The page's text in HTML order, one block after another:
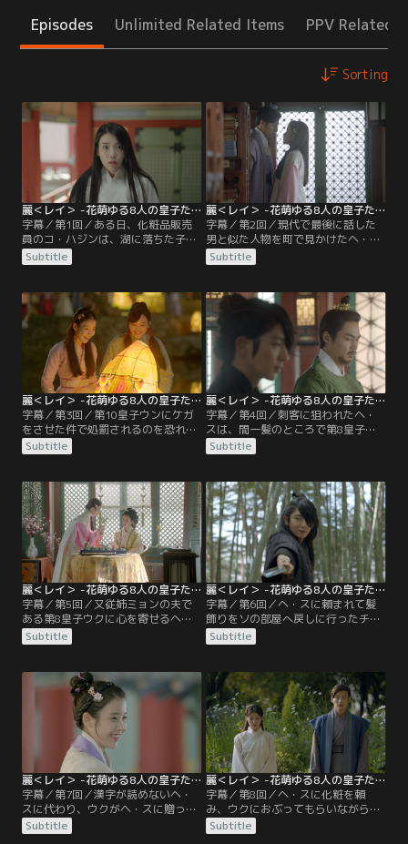
Episodes Unlimited Related Items PPV Related
Sorting
麗＜レイ＞ -花萌ゆる8人の皇子たち- 第01話／字幕
字幕／第1回／ある日、化粧品販売
員のコ・ハジンは、湖に落ちた子供
を助けようとして溺れてしまう。目
を覚ますと、なんとそこは高麗時代
体に乗り移り、高麗皇室の第8皇子
ワン・ウクの屋敷で生活を送ること
に。ヘ・スが記憶喪失になったと聞
いたウクは、戸惑う彼女に優しく手
を差し伸べる。その頃都では…。
Subtitle
麗＜レイ＞ -花萌ゆる8人の皇子たち- 第02話／字幕
字幕／第2回／現代で最後に話した
男と似た人物を町で見かけたヘ・
ス。密かに男の後を追うが、途中で
馬に乗ったソと衝突しそうになり、
とを知らないヘ・スは、彼に対して
猛抗議をするが…。そんな中、ヘ・
スは屋敷で下女チェリョンの着替え
を盗み見る第10皇子ワン・ウンの姿
を目撃。謝りもしないウンに激怒し
たヘ・スは…。
Subtitle
麗＜レイ＞ -花萌ゆる8人の皇子たち- 第03話／字幕
字幕／第3回／第10皇子ウンにケガ
をさせた件で処罰されるのを恐れた
ヘ・スは、現代に戻る方法を探しに
最初にタイムスリップした入浴場へ
た第4皇子ソの素顔を目にし、彼の
怒りを買ってしまう。家に戻った
ヘ・スは、チェリョンからソに関す
る恐ろしい噂を耳にする。そうした
中で迎えた厄払いの儀式当日。皇子
たちが舞を披露するが…。
Subtitle
麗＜レイ＞ -花萌ゆる8人の皇子たち- 第04話／字幕
字幕／第4回／刺客に狙われたヘ・
スは、間一髪のところで第8皇子ウ
クに助けられ命拾いをする。ヘ・ス
は心優しく紳士的なウクに惹かれて
き始めていた。そんな矢先、第10皇
子ウンがヘ・スの元を訪れ、皇子で
ある自分に臆せず意見する姿に惹か
れたとヘ・スに対する想いを告白す
るが…！？
Subtitle
麗＜レイ＞ -花萌ゆる8人の皇子たち- 第05話／字幕
字幕／第5回／又従姉ミョンの夫で
ある第8皇子ウクに心を寄せるヘ・
ス。いけないとは分かっていても、
恋心はますます募っていく。そんな
ワン・ゴンに命じられていた第4皇
子ソだが、黒幕が母・皇后ユ氏だと
知ると、証拠をすべて消し去る。と
ころが、皇后ユ氏は感謝するどころ
か、ソを冷たく突き放すのだった。
Subtitle
麗＜レイ＞ -花萌ゆる8人の皇子たち- 第06話／字幕
字幕／第6回／ヘ・スに頼まれて髪
飾りをソの部屋へ戻しに行ったチェ
リョンが、運悪くヨナ皇女に見つか
ってしまい罰せられる。誤解だと釈
ヘ・スは自分を叩けと言う。その光
景を見ていたウクは助けに入ろうと
するが、ソに先を越され不快に思
う。数日後、第14皇子ワン・ジョン
とヘ・スはごろつきに絡まれるが、
またしてもソに助けられ…。
Subtitle
麗＜レイ＞ -花萌ゆる8人の皇子たち- 第07話／字幕
字幕／第7回／漢字が読めないヘ・
スに代わり、ウクがヘ・スに贈った
詩を読んだ第13皇子ペガは、2人の
関係に気づいてしまう。そんな中、
Subtitle
麗＜レイ＞ -花萌ゆる8人の皇子たち- 第08話／字幕
字幕／第8回／ヘ・スに化粧を頼
み、ウクにおぶってもらいながら散
歩に出かけたミョン。ウクへの一途
な想いを口にした後、彼の背中でつ
Subtitle